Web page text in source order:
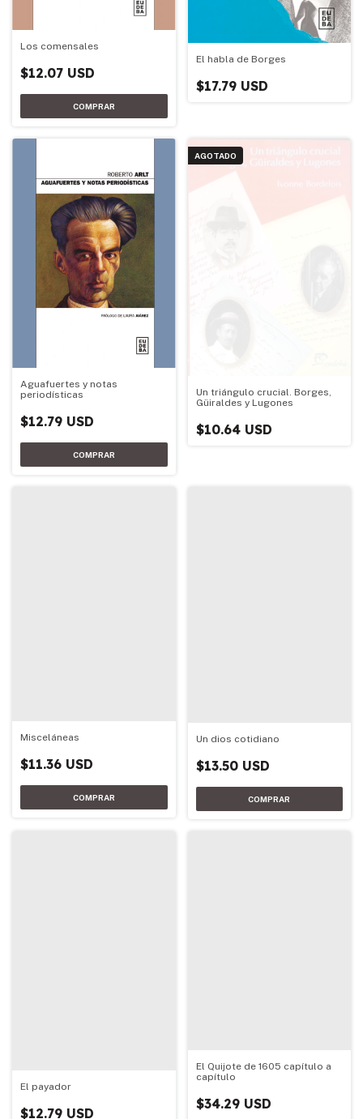
Los comensales
$12.07 USD
El habla de Borges
$17.79 USD
Aguafuertes y notas
periodísticas
$12.79 USD
AGOTADO
Un triángulo crucial. Borges,
Güiraldes y Lugones
$10.64 USD
Misceláneas
$11.36 USD
Un dios cotidiano
$13.50 USD
El payador
$12.79 USD
El Quijote de 1605 capítulo a
capítulo
$34.29 USD